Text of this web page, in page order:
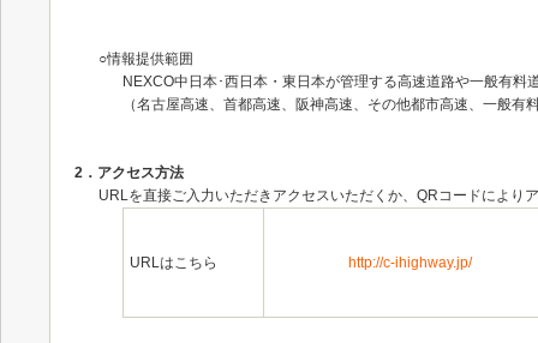
○情報提供範囲
NEXCO中日本･西日本・東日本が管理する高速道路や一般有料
（名古屋高速、首都高速、阪神高速、その他都市高速、一般有
2．アクセス方法
URLを直接ご入力いただきアクセスいただくか、QRコードにより
URLはこちら http://c-ihighway.jp/QR